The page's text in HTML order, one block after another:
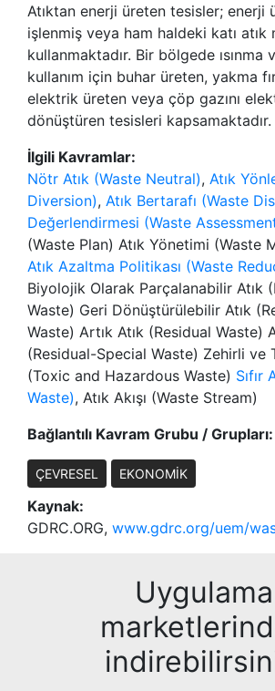
Atıktan enerji üreten tesisler; enerji
işlenmiş veya ham haldeki katı atık
kullanmaktadır. Bir bölgede ısınma
kullanım için buhar üreten, yakma
elektrik üreten veya çöp gazını
dönüştüren tesisleri kapsamaktadır.
İlgili Kavramlar:
Nötr Atık (Waste Neutral), Atık
Diversion), Atık Bertarafı (Waste
Değerlendirmesi (Waste
(Waste Plan) Atık Yönetimi (Waste
Atık Azaltma Politikası (Waste
Biyolojik Olarak Parçalanabilir Atık
Waste) Geri Dönüştürülebilir Atık
Waste) Artık Atık (Residual Waste)
(Residual-Special Waste) Zehirli ve
(Toxic and Hazardous Waste) Sıfır
Waste), Atık Akışı (Waste Stream)
Bağlantılı Kavram Grubu / Grupları:
ÇEVRESEL EKONOMİK
Kaynak:
GDRC.ORG, www.gdrc.org/uem/
Uygulama